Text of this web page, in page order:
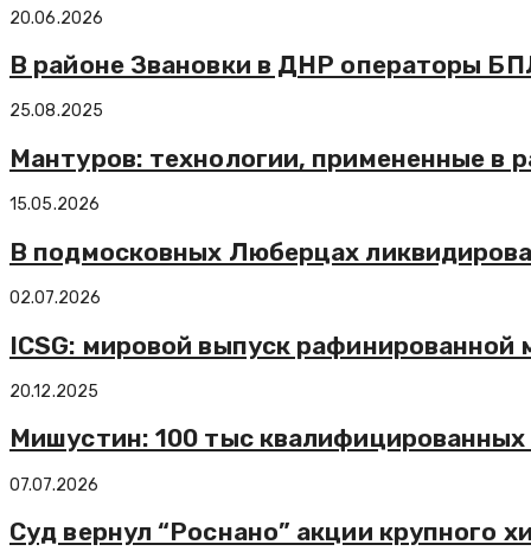
20.06.2026
В районе Звановки в ДНР операторы
25.08.2025
Мантуров: технологии, примененные в
15.05.2026
В подмосковных Люберцах
02.07.2026
ICSG: мировой выпуск рафинированной
20.12.2025
Мишустин: 100 тыс
07.07.2026
Суд вернул “Роснано” акции крупного